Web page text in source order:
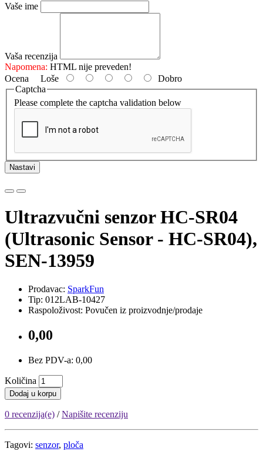
Vaše ime
Vaša recenzija
Napomena: HTML nije preveden!
Ocena Loše
Dobro
Captcha
Please complete the captcha validation below
Nastavi
Ultrazvučni senzor HC-SR04
(Ultrasonic Sensor - HC-SR04),
SEN-13959
Prodavac: SparkFun
Tip: 012LAB-10427
Raspoloživost: Povučen iz proizvodnje/prodaje
0,00
Bez PDV-a: 0,00
Količina
Dodaj u korpu
0 recenzija(e) /Napišite recenziju
Tagovi: senzor, ploča